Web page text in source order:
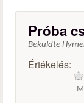
Próba
Beküldte
Értékelés: